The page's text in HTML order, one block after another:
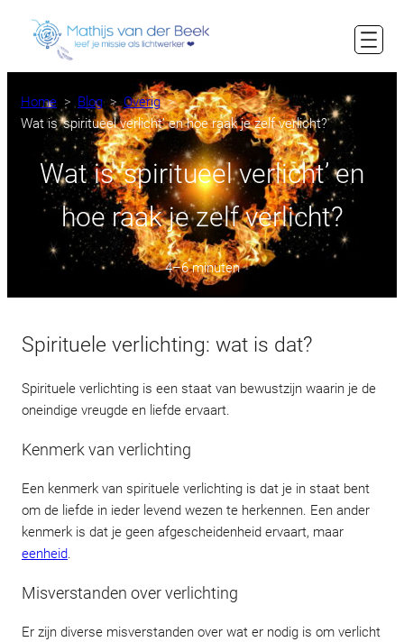
Home
Blog
Overig
Wat is ‘spiritueel verlicht’ en hoe raak je zelf verlicht?
Wat is ‘spiritueel verlicht’ en
hoe raak je zelf verlicht?
4–6 minuten
Spirituele verlichting: wat is dat?
Spirituele verlichting is een staat van bewustzijn waarin je de
oneindige vreugde en liefde ervaart.
Kenmerk van verlichting
Een kenmerk van spirituele verlichting is dat je in staat bent
om de liefde in ieder levend wezen te herkennen. Een ander
kenmerk is dat je geen afgescheidenheid ervaart, maar
eenheid.
Misverstanden over verlichting
Er zijn diverse misverstanden over wat er nodig is om verlicht